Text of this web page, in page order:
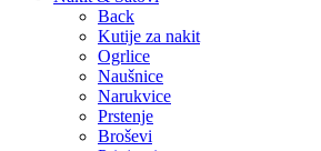
Back
Kutije za nakit
Ogrlice
Naušnice
Narukvice
Prstenje
Broševi